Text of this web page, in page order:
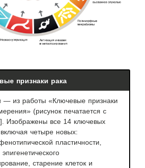
признаки рака
из работы «Ключевые признаки
(рисунок печатается с
Изображены все 14 ключевых
четыре новых:
пластичности,
старение клеток и